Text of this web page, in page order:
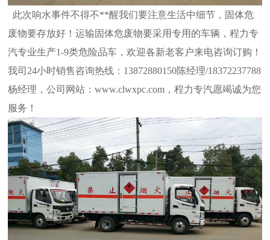
此次响水事件不得不**醒我们要注意生活中细节，固体危
废物要存放好！运输固体危废物要采用专用的车辆，程力专
汽专业生产1-9类危险品车，欢迎各新老客户来电咨询订购！
我司24小时销售咨询热线：13872880150陈经理/18372237788
杨经理，公司网站：www.clwxpc.com，程力专汽愿竭诚为您
服务！